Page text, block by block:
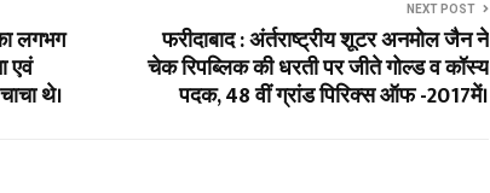
लगभग
एवं
थे।
NEXT POST
फरीदाबाद : अंर्तराष्ट्रीय शूटर अनमोल जैन ने
चेक रिपब्लिक की धरती पर जीते गोल्ड व कॉस्य
पदक, 48 वीं ग्रांड पिरिक्स ऑफ -2017में।